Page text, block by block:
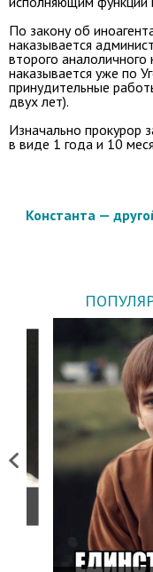
По закону об
наказывается
второго
наказывается уже по
принудительные
двух лет).
Изначально прокурор
в виде 1 года и 10
Константа —
Previous